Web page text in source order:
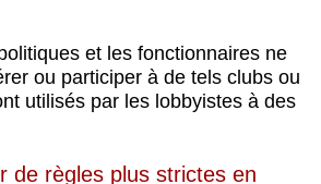
et les fonctionnaires ne
ou participer à de tels clubs ou
utilisés par les lobbyistes à des
de règles plus strictes en